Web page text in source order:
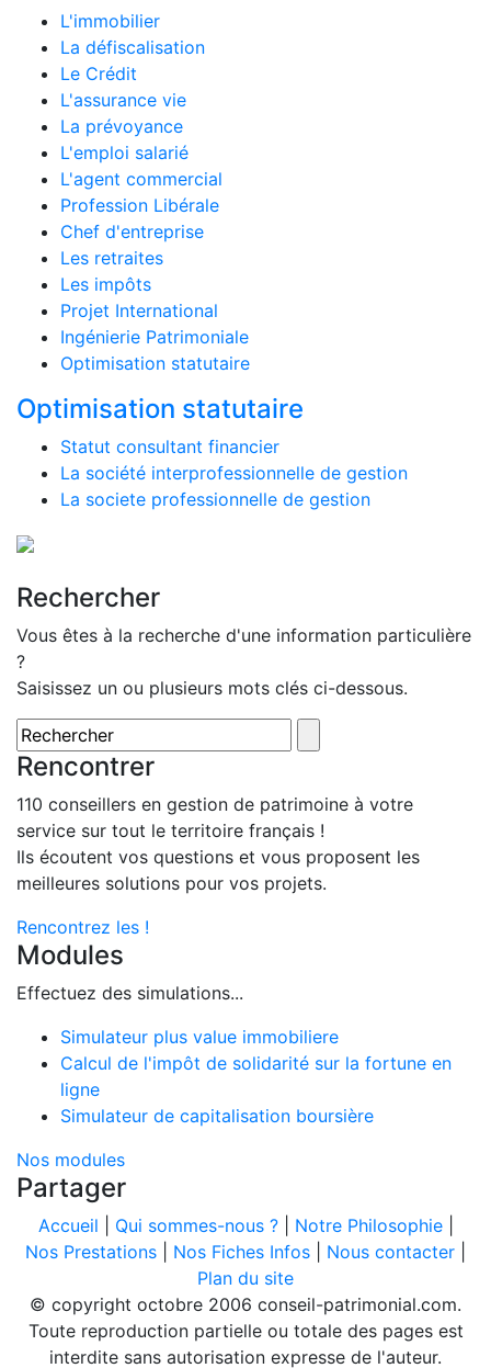
L'immobilier
La défiscalisation
Le Crédit
L'assurance vie
La prévoyance
L'emploi salarié
L'agent commercial
Profession Libérale
Chef d'entreprise
Les retraites
Les impôts
Projet International
Ingénierie Patrimoniale
Optimisation statutaire
Optimisation statutaire
Statut consultant financier
La société interprofessionnelle de gestion
La societe professionnelle de gestion
Rechercher
Vous êtes à la recherche d'une information particulière
?
Saisissez un ou plusieurs mots clés ci-dessous.
Rencontrer
110 conseillers en gestion de patrimoine à votre
service sur tout le territoire français !
Ils écoutent vos questions et vous proposent les
meilleures solutions pour vos projets.
Rencontrez les !
Modules
Effectuez des simulations...
Simulateur plus value immobiliere
Calcul de l'impôt de solidarité sur la fortune en
ligne
Simulateur de capitalisation boursière
Nos modules
Partager
Accueil Qui sommes-nous ?| Notre Philosophie|
Nos Prestations
Nos Fiches Infos Nous contacter
Plan du site
© copyright octobre 2006 conseil-patrimonial.com.
Toute reproduction partielle ou totale des pages est
interdite sans autorisation expresse de l'auteur.